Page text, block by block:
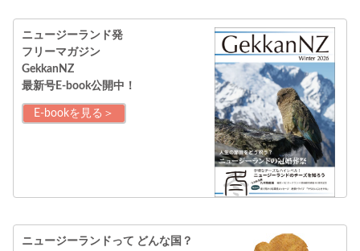
ニュージーランド発
フリーマガジン
GekkanNZ
最新号E-book公開中！
E-bookを見る＞
ニュージーランドって どんな国？